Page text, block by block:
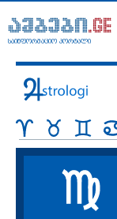
საინფორმაციო პორტალი